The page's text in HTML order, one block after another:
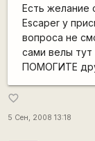
Есть желание
Escaper у
вопроса не
сами велы тут
ПОМОГИТЕ
favorite_border
5 Сен, 2008 13:18